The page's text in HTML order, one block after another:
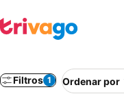
Filtros 1 Ordenar por